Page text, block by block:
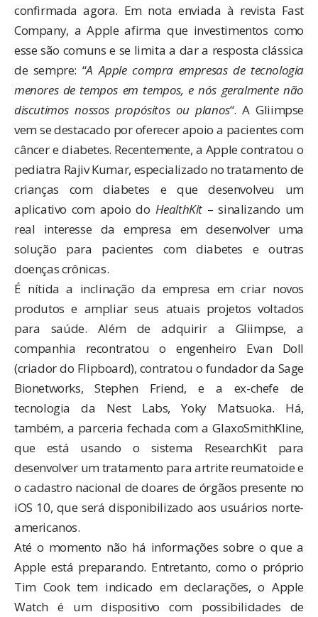
confirmada agora. Em nota enviada à revista Fast
Company, a Apple afirma que investimentos como
esse são comuns e se limita a dar a resposta clássica
de sempre: “A Apple compra empresas de tecnologia
menores de tempos em tempos, e nós geralmente não
discutimos nossos propósitos ou planos“. A Gliimpse
vem se destacado por oferecer apoio a pacientes com
câncer e diabetes. Recentemente, a Apple contratou o
pediatra Rajiv Kumar, especializado no tratamento de
crianças com diabetes e que desenvolveu um
aplicativo com apoio do HealthKit– sinalizando um
real interesse da empresa em desenvolver uma
solução para pacientes com diabetes e outras
doenças crônicas.
É nítida a inclinação da empresa em criar novos
produtos e ampliar seus atuais projetos voltados
para saúde. Além de adquirir a Gliimpse, a
companhia recontratou o engenheiro Evan Doll
(criador do Flipboard), contratou o fundador da Sage
Bionetworks, Stephen Friend, e a ex-chefe de
tecnologia da Nest Labs, Yoky Matsuoka. Há,
também, a parceria fechada com a GlaxoSmithKline,
que está usando o sistema ResearchKit para
desenvolver um tratamento para artrite reumatoide e
ocadastro nacional de doares de órgãos presente no
iOS 10, que será disponibilizado aos usuários norte-
americanos.
Até o momento não há informações sobre o que a
Apple está preparando. Entretanto, como o próprio
Tim Cook tem indicado em declarações, o Apple
Watch é um dispositivo com possibilidades de